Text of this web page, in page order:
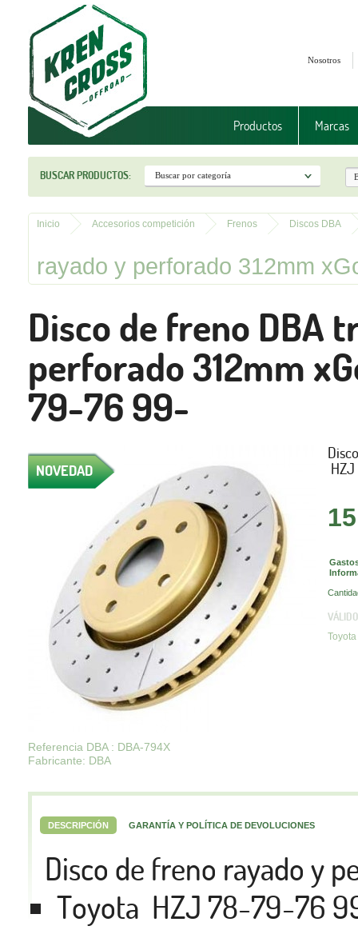
Nosotros
Productos Marcas
BUSCAR PRODUCTOS:
Inicio Accesorios competición Frenos Discos DBA
rayado y perforado 312mm
Disco de freno DBA
perforado 312mm
79-76 99-
NOVEDAD
Referencia DBA : DBA-794X
Fabricante: DBA
DESCRIPCIÓN GARANTÍA Y POLÍTICA DE DEVOLUCIONES
Disco de freno rayado y
Toyota HZJ 78-79-76